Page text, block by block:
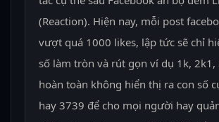
(Reaction). Hiện nay, mỗi post
vượt quá 1000 likes, lập tức sẽ chỉ
số làm tròn và rút gọn ví dụ 1k,
hoàn toàn không hiển thị ra con số
hay 3739 để cho mọi người hay